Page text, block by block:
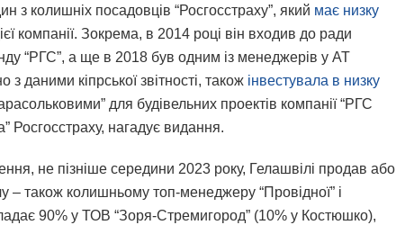
з колишніх посадовців “Росгосстраху”, який має низку
компанії. Зокрема, в 2014 році він входив до ради
“РГС”, а ще в 2018 був одним із менеджерів у АТ
даними кіпрської звітності, також інвестувала в низку
для будівельних проектів компанії “РГС
Росгосстраху, нагадує видання.
не пізніше середини 2023 року, Гелашвілі продав або
також колишньому топ-менеджеру “Провідної” і
90% у ТОВ “Зоря-Стремигород” (10% у Костюшко),